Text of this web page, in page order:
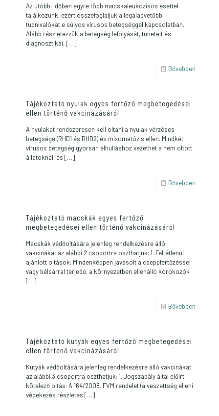
Az utóbbi időben egyre több macskaleukózisos esettel
találkozunk, ezért összefoglaljuk a legalapvetőbb
tudnivalókat e súlyos vírusos betegséggel kapcsolatban.
Alább részletezzük a betegség lefolyását, tüneteit és
diagnosztikai,[…]
Bővebben
Tájékoztató nyulak egyes fertőző megbetegedései
ellen történő vakcinázásáról
A nyulakat rendszeresen kell oltani a nyulak vérzéses
betegsége (RHD1 és RHD2) és mixomatózis ellen. Mindkét
vírusos betegség gyorsan elhulláshoz vezethet a nem oltott
állatoknál, és […]
Bővebben
Tájékoztató macskák egyes fertőző
megbetegedései ellen történő vakcinázásáról
Macskák védőoltására jelenleg rendelkezésre álló
vakcinákat az alábbi 2 csoportra oszthatjuk: 1. Feltétlenül
ajánlott oltások: Mindenképpen javasolt a cseppfertőzéssel
vagy bélsárral terjedő, a környezetben ellenálló kórokozók
[…]
Bővebben
Tájékoztató kutyák egyes fertőző megbetegedései
ellen történő vakcinázásáról
Kutyák védőoltására jelenleg rendelkezésre álló vakcinákat
az alábbi 3 csoportra oszthatjuk: 1. Jogszabály által előírt
kötelező oltás: A 164/2008. FVM rendelet (a veszettség elleni
védekezés részletes […]